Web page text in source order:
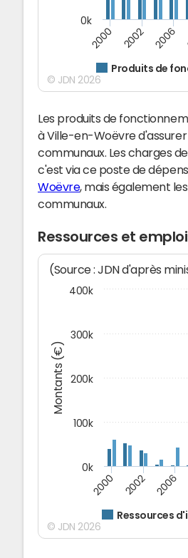
Produits de
2000 2002 2006
0k
© JDN 2026
Les produits de
à Ville-en-Woëvre
communaux. Les charges
c'est via ce poste de
Woëvre, mais également
communaux.
Ressources et
Montants (€)
(Source : JDN d'après
Ressources
2000 2002 2006
0k
100k
200k
300k
400k
© JDN 2026